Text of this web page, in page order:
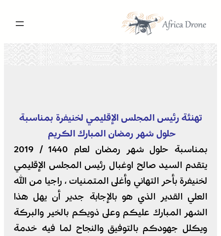
المحتوى
تهنئة رئيس المجلس الإقليمي لخنيفرة بمناسبة
حلول شهر رمضان المبارك الكريم
بمناسبة حلول شهر رمضان لعام 1440 / 2019
يتقدم السيد صالح اوغبال رئيس المجلس الإقليمي
لخنيفرة بأحر التهاني وأغلى المتمنيات ، راجيا من الله
العلي القدير الذي هو بالإجابة جدير أن يهل هذا
الشهر المبارك عليكم وعلى ذويكم بالخير والبركة
ويكلل جهودكم بالتوفيق والنجاح لما فيه خدمة